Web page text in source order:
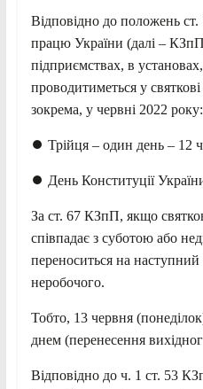
Відповідно до положень ст.
працю України (далі –
підприємствах, в
проводитиметься у святкові
зокрема, у червні 2022 року:
⏺ Трійця – один день – 12
⏺ День Конституції
За ст. 67 КЗпП, якщо
співпадає з суботою або
переноситься на наступний
неробочого.
Тобто, 13 червня
днем (перенесення
Відповідно до ч. 1 ст. 53